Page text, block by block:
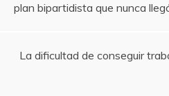
de
entradas
plan bipartidista que nunca
La dificultad de conseguir